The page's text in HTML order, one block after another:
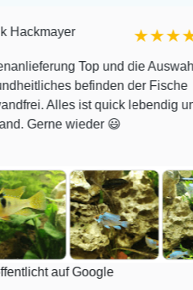
★★★★
Top und die Auswahl plus
befinden der Fische
ist quick lebendig und im
wieder 😃
Google